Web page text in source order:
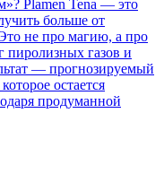
Plamen Tena — это
больше от
не про магию, а про
пиролизных газов и
— прогнозируемый
остается
продуманной